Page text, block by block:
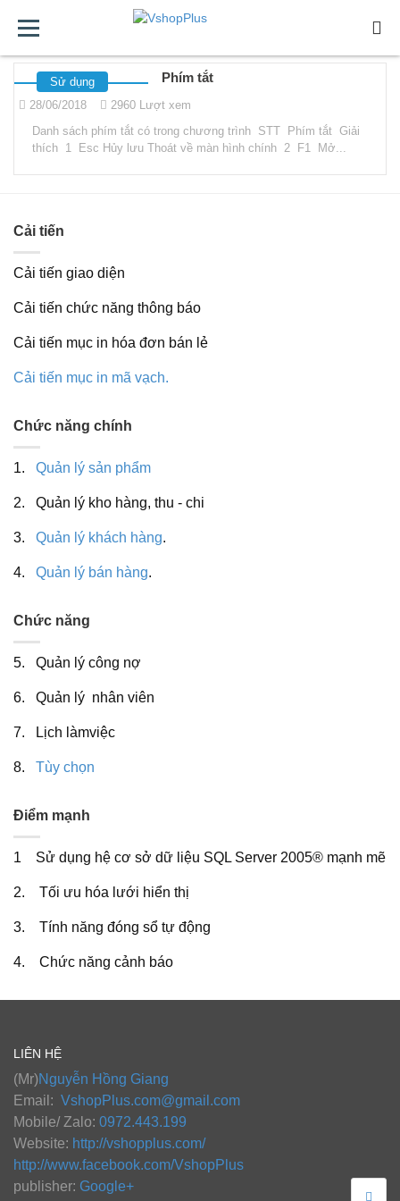
MIỄN
BẢO
BẢNG
Sử dụng Phím tắt
28/06/2018
2960 Lượt xem
Danh sách phím tắt có trong chương trình STT Phím tắt Giải
thích 1 Esc Hủy lưu Thoát về màn hình chính 2 F1 Mở...
Cải tiến
Cải tiến giao diện
Cải tiến chức năng thông báo
Cải tiến mục in hóa đơn bán lẻ
Cải tiến mục in mã vạch.
Chức năng chính
1. Quản lý sản phẩm
2. Quản lý kho hàng, thu - chi
3. Quản lý khách hàng.
4. Quản lý bán hàng.
Chức năng
5. Quản lý công nợ
6. Quản lý nhân viên
7. Lịch làmviệc
8. Tùy chọn
Điểm mạnh
1 Sử dụng hệ cơ sở dữ liệu SQL Server 2005® mạnh mẽ
2. Tối ưu hóa lưới hiển thị
3. Tính năng đóng sổ tự động
4. Chức năng cảnh báo
LIÊN HỆ
(Mr)Nguyễn Hồng Giang
Email: VshopPlus.com@gmail.com
Mobile/ Zalo: 0972.443.199
Website: http://vshopplus.com/
http://www.facebook.com/VshopPlus
publisher: Google+